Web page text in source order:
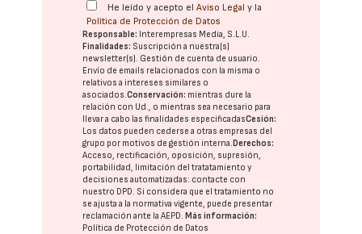
He leído y acepto elAviso Legal y la
Política de Protección de Datos
Responsable: Interempresas Media, S.L.U.
Finalidades: Suscripción a nuestra(s)
newsletter(s). Gestión de cuenta de usuario.
Envío de emails relacionados con la misma o
relativos a intereses similares o
asociados.Conservación: mientras dure la
relación con Ud., o mientras sea necesario para
llevar a cabo las finalidades especificadasCesión:
Los datos pueden cederse a otras empresas del
grupo por motivos de gestión interna.Derechos:
Acceso, rectificación, oposición, supresión,
portabilidad, limitación del tratatamiento y
decisiones automatizadas: contacte con
nuestro DPD. Si considera que el tratamiento no
se ajusta a la normativa vigente, puede presentar
reclamación ante laAEPD.Más información:
Política de Protección de Datos